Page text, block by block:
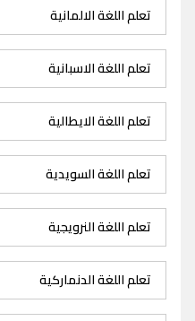
تعلم اللغة الالمانية
تعلم اللغة الاسبانية
تعلم اللغة الايطالية
تعلم اللغة السويدية
تعلم اللغة النرويجية
تعلم اللغة الدنماركية